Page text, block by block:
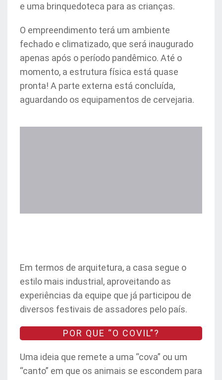
e uma brinquedoteca para as crianças.
O empreendimento terá um ambiente
fechado e climatizado, que será inaugurado
apenas após o período pandêmico. Até o
momento, a estrutura física está quase
pronta! A parte externa está concluída,
aguardando os equipamentos de cervejaria.
Em termos de arquitetura, a casa segue o
estilo mais industrial, aproveitando as
experiências da equipe que já participou de
diversos festivais de assadores pelo país.
POR QUE “O COVIL”?
Uma ideia que remete a uma “cova” ou um
“canto” em que os animais se escondem para